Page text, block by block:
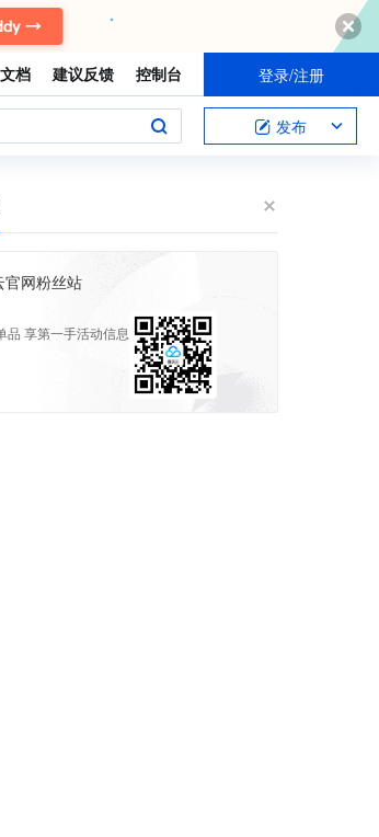
文档 建议反馈 控制台 登录/注册
发布
官网粉丝站
品 享第一手活动信息